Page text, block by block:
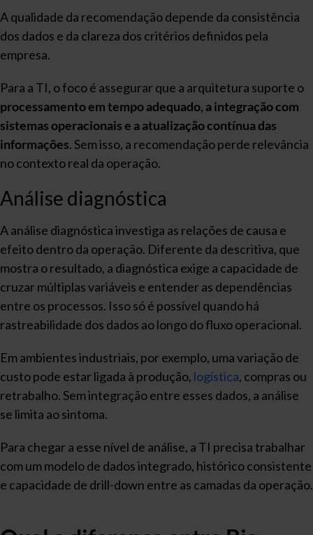
A qualidade da recomendação depende da consistência
dos dados e da clareza dos critérios definidos pela
empresa.
Para a TI, o foco é assegurar que a arquitetura suporte o
processamento em tempo adequado, a integração com
sistemas operacionais e a atualização contínua das
informações. Sem isso, a recomendação perde relevância
no contexto real da operação.
Análise diagnóstica
A análise diagnóstica investiga as relações de causa e
efeito dentro da operação. Diferente da descritiva, que
mostra o resultado, a diagnóstica exige a capacidade de
cruzar múltiplas variáveis e entender as dependências
entre os processos. Isso só é possível quando há
rastreabilidade dos dados ao longo do fluxo operacional.
Em ambientes industriais, por exemplo, uma variação de
custo pode estar ligada à produção, logística, compras ou
retrabalho. Sem integração entre esses dados, a análise
se limita ao sintoma.
Para chegar a esse nível de análise, a TI precisa trabalhar
com um modelo de dados integrado, histórico consistente
e capacidade de drill-down entre as camadas da operação.